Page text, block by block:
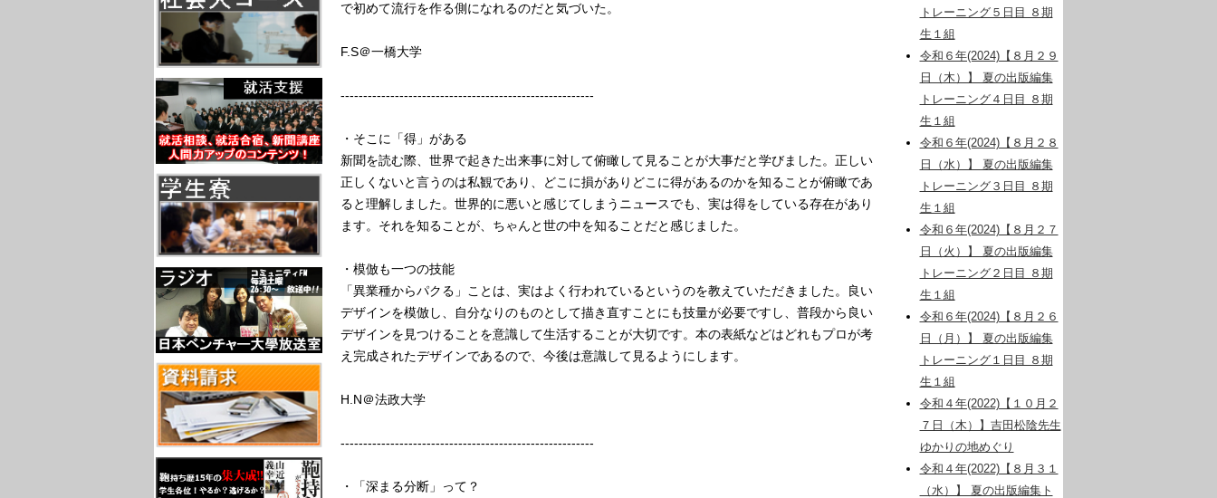
で初めて流行を作る側になれるのだと気づいた。
F.S＠一橋大学
--------------------------------------------------------
・そこに「得」がある
新聞を読む際、世界で起きた出来事に対して俯瞰して見ることが大事だと学びました。正しい
正しくないと言うのは私観であり、どこに損がありどこに得があるのかを知ることが俯瞰であ
ると理解しました。世界的に悪いと感じてしまうニュースでも、実は得をしている存在があり
ます。それを知ることが、ちゃんと世の中を知ることだと感じました。
・模倣も一つの技能
「異業種からパクる」ことは、実はよく行われているというのを教えていただきました。良い
デザインを模倣し、自分なりのものとして描き直すことにも技量が必要ですし、普段から良い
デザインを見つけることを意識して生活することが大切です。本の表紙などはどれもプロが考
え完成されたデザインであるので、今後は意識して見るようにします。
H.N＠法政大学
--------------------------------------------------------
・「深まる分断」って？
トレーニング５日目 ８期
生１組
令和６年(2024)【８月２９
日（木）】 夏の出版編集
トレーニング４日目 ８期
生１組
令和６年(2024)【８月２８
日（水）】 夏の出版編集
トレーニング３日目 ８期
生１組
令和６年(2024)【８月２７
日（火）】 夏の出版編集
トレーニング２日目 ８期
生１組
令和６年(2024)【８月２６
日（月）】 夏の出版編集
トレーニング１日目 ８期
生１組
令和４年(2022)【１０月２
７日（木）】吉田松陰先生
ゆかりの地めぐり
令和４年(2022)【８月３１
（水）】 夏の出版編集ト